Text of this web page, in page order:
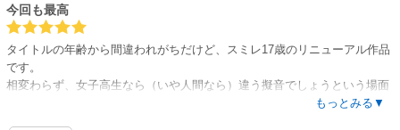
とスミレちゃんの人情味があればこそ、と思います。
ツッコミ所が山盛りながらも、それぞれに癖のあるキャラ達が作中で触れ
ています。だからスルーしても良い気にさせられる、稀有な作品でしょ
う。
今回も最高
タイトルの年齢から間違われがちだけど、スミレ17歳のリニューアル作品
です。
相変わらず、女子高生なら（いや人間なら）違う擬音でしょうという場面
もっとみる▼